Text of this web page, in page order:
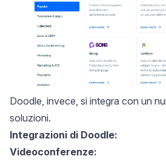
Doodle, invece, si integra con un
soluzioni.
Integrazioni di Doodle:
Videoconferenze: